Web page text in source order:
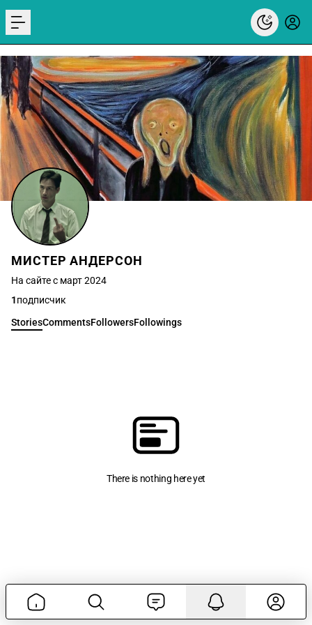
menu
МИСТЕР АНДЕРСОН
На сайте с март 2024
1подписчик
StoriesCommentsFollowersFollowings
There is nothing here yet